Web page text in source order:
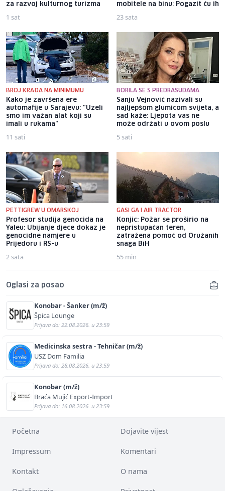
za razvoj kulturnog turizma
1 sat
mobitele na binu: Pogazit ću ih
23 sata
BROJ KRAĐA NA MINIMUMU
Kako je završena ere
automafije u Sarajevu: "Uzeli
smo im važan alat koji su
imali u rukama"
11 sati
BORILA SE S PREDRASUDAMA
Sanju Vejnović nazivali su
najljepšom glumicom svijeta, a
sad kaže: Ljepota vas ne
može održati u ovom poslu
5 sati
PETTIGREW U OMARSKOJ
Profesor studija genocida na
Yaleu: Ubijanje djece dokaz je
genocidne namjere u
Prijedoru i RS-u
2 sata
GASI GA I AIR TRACTOR
Konjic: Požar se proširio na
nepristupačan teren,
zatražena pomoć od Oružanih
snaga BiH
55 min
Oglasi za posao
Konobar - Šanker (m/ž)
Špica Lounge
Prijava do: 22.08.2026. u 23:59
Medicinska sestra - Tehničar (m/ž)
USZ Dom Familia
Prijava do: 28.08.2026. u 23:59
Konobar (m/ž)
Braća Mujić Export-Import
Prijava do: 16.08.2026. u 23:59
Početna Dojavite vijest
Impressum Komentari
Kontakt O nama